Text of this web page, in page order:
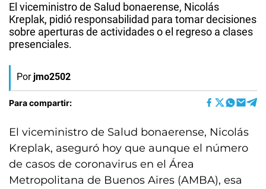
El viceministro de Salud bonaerense, Nicolás
Kreplak, pidió responsabilidad para tomar decisiones
sobre aperturas de actividades o el regreso a clases
presenciales.
Por jmo2502
Para compartir:
El viceministro de Salud bonaerense, Nicolás
Kreplak, aseguró hoy que aunque el número
de casos de coronavirus en el Área
Metropolitana de Buenos Aires (AMBA), esa